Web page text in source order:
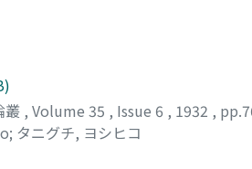
叢 , Volume 35 , Issue 6 , 1932 ,
; タニグチ, ヨシヒコ